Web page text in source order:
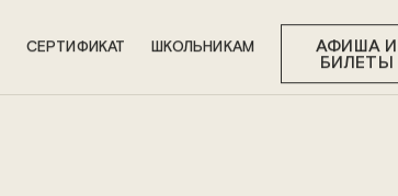
СЕРТИФИКАТ ШКОЛЬНИКАМ АФИША И
БИЛЕТЫ